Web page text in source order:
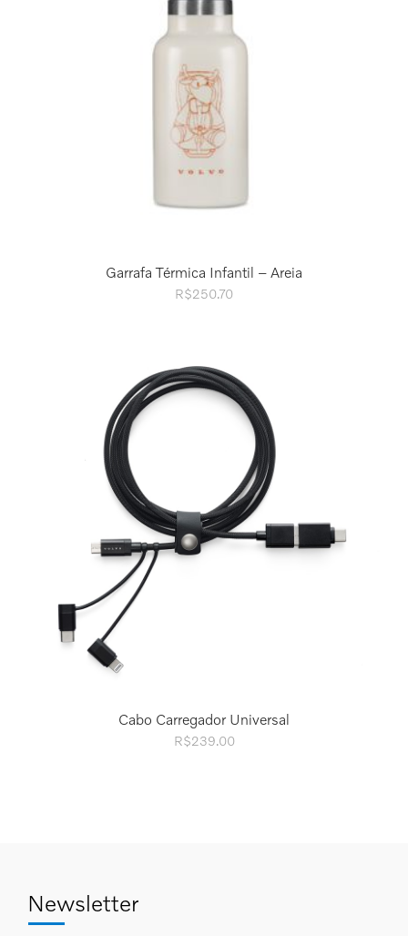
Garrafa Térmica Infantil – Areia
R$250.70
Cabo Carregador Universal
R$239.00
Newsletter